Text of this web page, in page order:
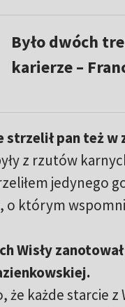
Było dwóch
karierze –
strzelił pan też
z rzutów
jedynego
o którym
Wisły
że każde starcie